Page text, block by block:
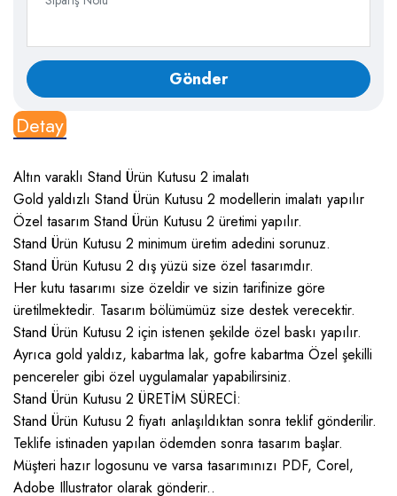
Detay
Altın varaklı Stand Ürün Kutusu 2 imalatı
Gold yaldızlı Stand Ürün Kutusu 2 modellerin imalatı yapılır
Özel tasarım Stand Ürün Kutusu 2 üretimi yapılır.
Stand Ürün Kutusu 2 minimum üretim adedini sorunuz.
Stand Ürün Kutusu 2 dış yüzü size özel tasarımdır.
Her kutu tasarımı size özeldir ve sizin tarifinize göre
üretilmektedir. Tasarım bölümümüz size destek verecektir.
Stand Ürün Kutusu 2 için istenen şekilde özel baskı yapılır.
Ayrıca gold yaldız, kabartma lak, gofre kabartma Özel şekilli
pencereler gibi özel uygulamalar yapabilirsiniz.
Stand Ürün Kutusu 2 ÜRETİM SÜRECİ:
Stand Ürün Kutusu 2 fiyatı anlaşıldıktan sonra teklif gönderilir.
Teklife istinaden yapılan ödemden sonra tasarım başlar.
Müşteri hazır logosunu ve varsa tasarımınızı PDF, Corel,
Adobe Illustrator olarak gönderir..